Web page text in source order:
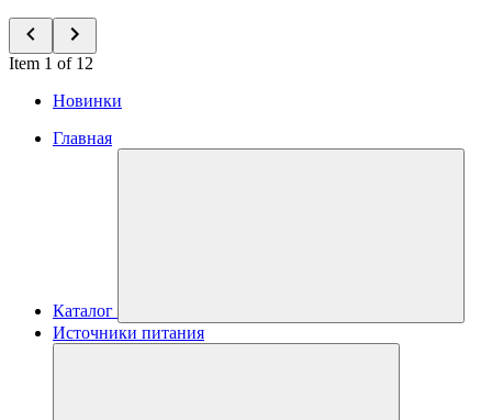
Item 1 of 12
Новинки
Главная
Каталог
Источники питания